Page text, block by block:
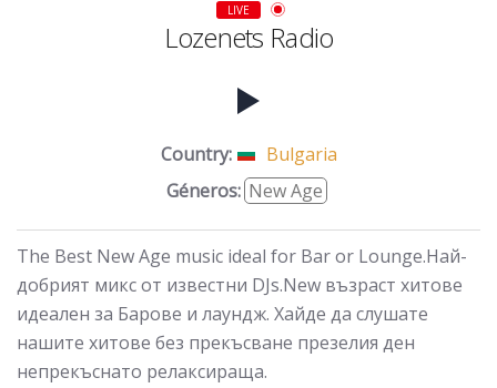
LIVE
Lozenets Radio
Country:
Bulgaria
Géneros: New Age
The Best New Age music ideal for Bar or Lounge.Най-
добрият микс от известни DJs.New възраст хитове
идеален за Барове и лаундж. Хайде да слушате
нашите хитове без прекъсване презелия ден
непрекъснато релаксираща.